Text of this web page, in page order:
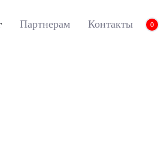
Партнерам Контакты 0